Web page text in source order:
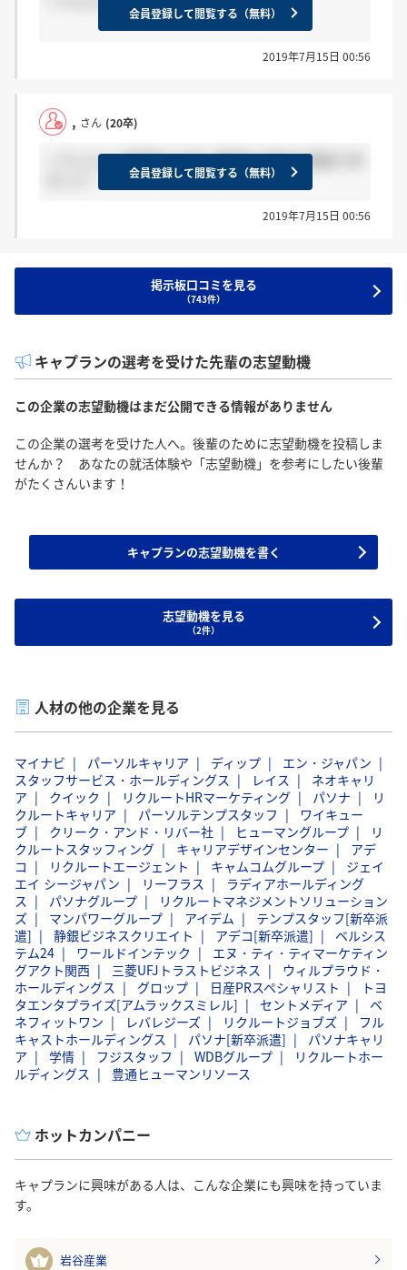
会員登録して閲覧する（無料）
2019年7月15日 00:56
, さん (20卒)
＞りんさん 承諾書出す前に懇親会の案内が電話で来
会員登録して閲覧する（無料）
2019年7月15日 00:56
掲示板口コミを見る
（743件）
キャプランの選考を受けた先輩の志望動機
この企業の志望動機はまだ公開できる情報がありません
この企業の選考を受けた人へ。後輩のために志望動機を投稿しま
せんか？ あなたの就活体験や「志望動機」を参考にしたい後輩
がたくさんいます！
キャプランの志望動機を書く
志望動機を見る
（2件）
人材の他の企業を見る
マイナビ パーソルキャリア ディップ
エン・ジャパン
スタッフサービス・ホールディングス
レイス
ネオキャリ
ア
クイック リクルートHRマーケティング パソナ
リ
クルートキャリア
パーソルテンプスタッフ
ワイキュー
ブ
クリーク・アンド・リバー社 ヒューマングループ
リ
クルートスタッフィング
キャリアデザインセンター
アデ
コ
リクルートエージェント キャムコムグループ
ジェイ
エイ シージャパン
リーフラス
ラディアホールディング
ス
パソナグループ
リクルートマネジメントソリューション
ズ
マンパワーグループ アイデム
テンプスタッフ[新卒派
遣]
静銀ビジネスクリエイト アデコ[新卒派遣]
ベルシス
テム24
ワールドインテック
エヌ・ティ・ティマーケティン
グアクト関西
三菱UFJトラストビジネス
ウィルプラウド・
ホールディングス
グロップ 日産PRスペシャリスト
トヨ
タエンタプライズ[アムラックスミレル]
セントメディア
ベ
ネフィットワン
レバレジーズ リクルートジョブズ
フル
キャストホールディングス
パソナ[新卒派遣]
パソナキャリ
ア
学情 フジスタッフ WDBグループ
リクルートホー
ルディングス
豊通ヒューマンリソース
ホットカンパニー
キャプランに興味がある人は、こんな企業にも興味を持っていま
す。
1 岩谷産業